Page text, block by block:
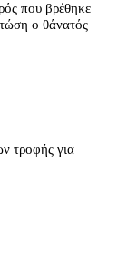
που βρέθηκε
ο θάνατός
τροφής για